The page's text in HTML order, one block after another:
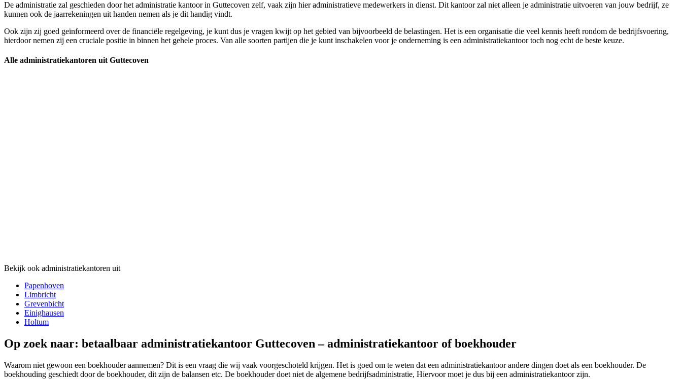
De administratie zal geschieden door het administratie kantoor in Guttecoven zelf, vaak zijn hier administratieve medewerkers in dienst. Dit kantoor zal niet alleen je administratie uitvoeren van jouw bedrijf, ze
kunnen ook de jaarrekeningen uit handen nemen als je dit handig vindt.
Ook zijn zij goed geïnformeerd over de financiële regelgeving, je kunt dus je vragen kwijt op het gebied van bijvoorbeeld de belastingen. Het is een organisatie die veel kennis heeft rondom de bedrijfsvoering,
hierdoor nemen zij een cruciale positie in binnen het gehele proces. Van alle soorten partijen die je kunt inschakelen voor je onderneming is een administratiekantoor toch nog echt de beste keuze.
Alle administratiekantoren uit Guttecoven
Bekijk ook administratiekantoren uit
Papenhoven
Limbricht
Grevenbicht
Einighausen
Holtum
Op zoek naar: betaalbaar administratiekantoor Guttecoven – administratiekantoor of boekhouder
Waarom niet gewoon een boekhouder aannemen? Dit is een vraag die wij vaak voorgeschoteld krijgen. Het is goed om te weten dat een administratiekantoor andere dingen doet als een boekhouder. De
boekhouding geschiedt door de boekhouder, dit zijn de balansen etc. De boekhouder doet niet de algemene bedrijfsadministratie, Hiervoor moet je dus bij een administratiekantoor zijn.